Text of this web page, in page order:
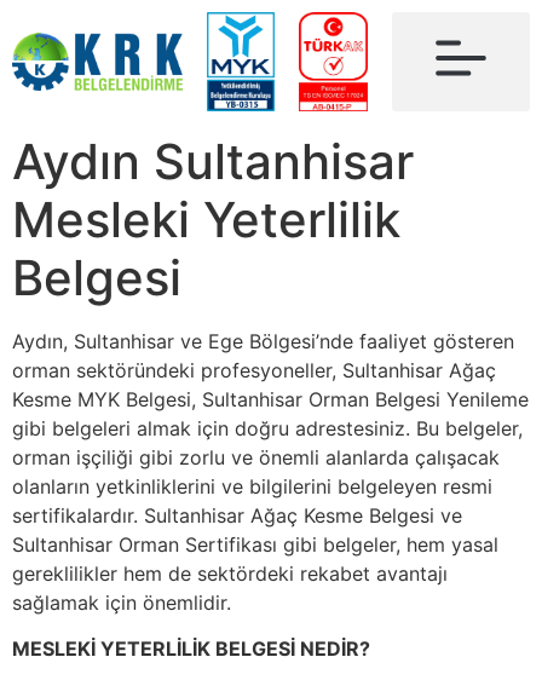
Aydın Sultanhisar
Mesleki Yeterlilik
Belgesi
Aydın, Sultanhisar ve Ege Bölgesi’nde faaliyet gösteren
orman sektöründeki profesyoneller, Sultanhisar Ağaç
Kesme MYK Belgesi, Sultanhisar Orman Belgesi Yenileme
gibi belgeleri almak için doğru adrestesiniz. Bu belgeler,
orman işçiliği gibi zorlu ve önemli alanlarda çalışacak
olanların yetkinliklerini ve bilgilerini belgeleyen resmi
sertifikalardır. Sultanhisar Ağaç Kesme Belgesi ve
Sultanhisar Orman Sertifikası gibi belgeler, hem yasal
gereklilikler hem de sektördeki rekabet avantajı
sağlamak için önemlidir.
MESLEKİ YETERLİLİK BELGESİ NEDİR?